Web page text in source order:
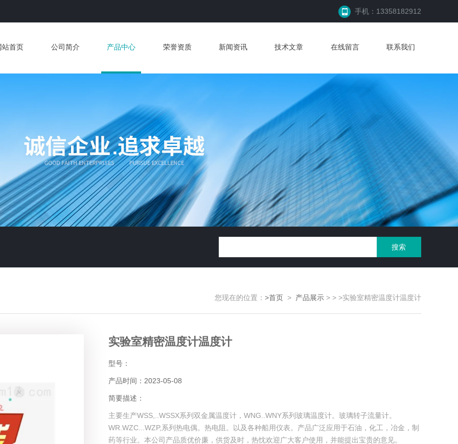
手机：13358182912
站首页 公司简介 产品中心 荣誉资质 新闻资讯 技术文章 在线留言 联系我们
您现在的位置： >首页 > 产品展示 > > >实验室精密温度计温度计
实验室精密温度计温度计
型号：
产品时间：2023-05-08
简要描述：
主要生产WSS,..WSSX系列双金属温度计，WNG..WNY系列玻璃温度计。玻璃转子流量计。
WR.WZC...WZP,系列热电偶。热电阻。以及各种船用仪表。产品广泛应用于石油，化工，冶金，制
药等行业。本公司产品质优价廉，供货及时，热忱欢迎广大客户使用，并能提出宝贵的意见。